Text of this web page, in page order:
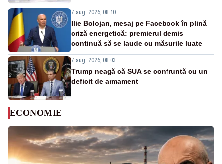
7 aug. 2026, 08:40
Ilie Bolojan, mesaj pe Facebook în plină
criză energetică: premierul demis
continuă să se laude cu măsurile luate
7 aug. 2026, 08:03
Trump neagă că SUA se confruntă cu un
deficit de armament
ECONOMIE